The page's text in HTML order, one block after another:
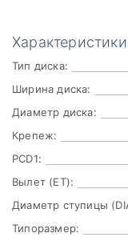
Характеристики
Тип диска:
Ширина диска:
Диаметр диска:
Крепеж:
PCD1:
Вылет (ET):
Диаметр ступицы
Типоразмер: